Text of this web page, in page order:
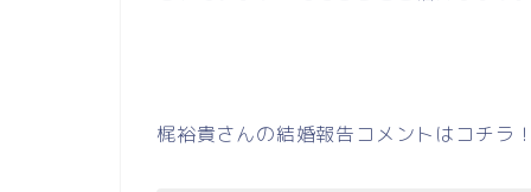
梶裕貴さんの結婚報告コメントはコチラ！